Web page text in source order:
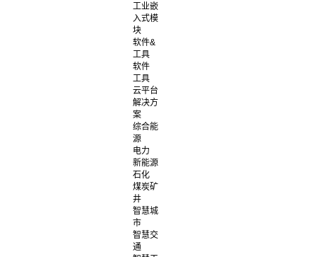
工业嵌
入式模
块
软件&
工具
软件
工具
云平台
解决方
案
综合能
源
电力
新能源
石化
煤炭矿
井
智慧城
市
智慧交
通